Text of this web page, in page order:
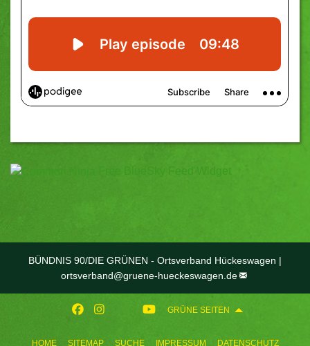
GRÜNE SEITEN
HOME SITEMAP SUCHE IMPRESSUM DATENSCHUTZ
Free BlueSky Feed Widget
BÜNDNIS 90/DIE GRÜNEN - Ortsverband Hückeswagen |
ortsverband@gruene-hueckeswagen.de